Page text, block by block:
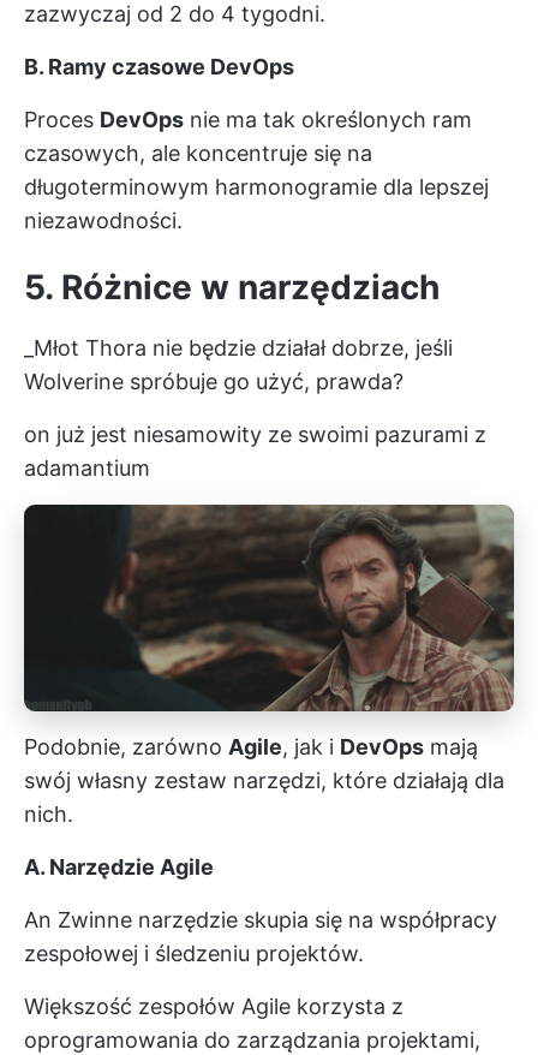
zazwyczaj od 2 do 4 tygodni.
B. Ramy czasowe DevOps
Proces DevOps nie ma tak określonych ram
czasowych, ale koncentruje się na
długoterminowym harmonogramie dla lepszej
niezawodności.
5. Różnice w narzędziach
_Młot Thora nie będzie działał dobrze, jeśli
Wolverine spróbuje go użyć, prawda?
on już jest niesamowity ze swoimi pazurami z
adamantium
Podobnie, zarówno Agile, jak i DevOps mają
swój własny zestaw narzędzi, które działają dla
nich.
A. Narzędzie Agile
An Zwinne narzędzie skupia się na współpracy
zespołowej i śledzeniu projektów.
Większość zespołów Agile korzysta z
oprogramowania do zarządzania projektami,